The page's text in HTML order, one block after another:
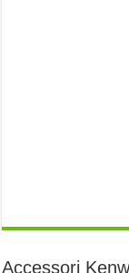
Accessori